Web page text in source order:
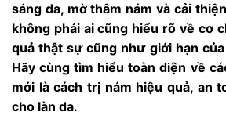
sáng da, mờ thâm nám và cải
không phải ai cũng hiểu rõ về cơ
quả thật sự cũng như giới hạn
Hãy cùng tìm hiểu toàn diện về
mới là cách trị nám hiệu quả, an
cho làn da.